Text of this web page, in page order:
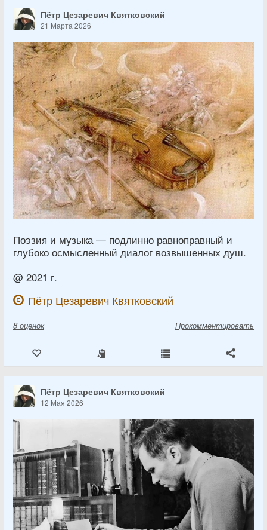
Пётр Цезаревич Квятковский
21 Марта 2026
Поэзия и музыка — подлинно равноправный и
глубоко осмысленный диалог возвышенных душ.
@ 2021 г.
Пётр Цезаревич Квятковский
8 оценок Прокомментировать
Пётр Цезаревич Квятковский
12 Мая 2026